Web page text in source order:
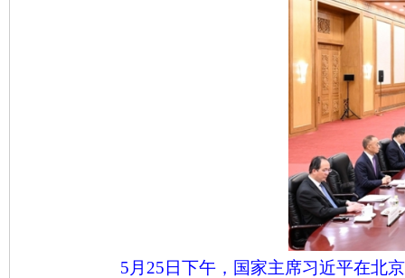
5月25日下午，国家主席习近平在北